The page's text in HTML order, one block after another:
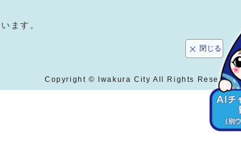
閉じる
ます。
Copyright © Iwakura City All Rights Reserved.